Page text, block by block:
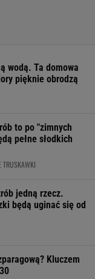
wodą. Ta domowa
pięknie obrodzą
to po "zimnych
pełne słodkich
TRUSKAWKI
jedną rzecz.
będą uginać się od
Kluczem